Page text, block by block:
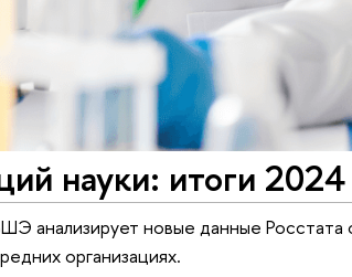
науки: итоги 2024
анализирует новые данные Росстата
организациях.